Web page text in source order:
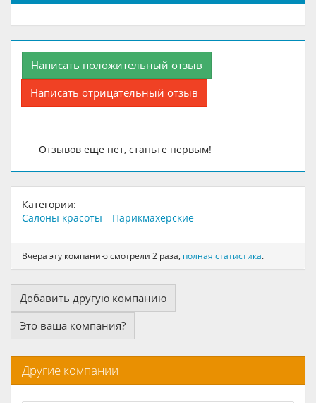
Написать положительный отзыв
Написать отрицательный отзыв
Отзывов еще нет, станьте первым!
Категории:
Салоны красоты
Парикмахерские
Вчера эту компанию смотрели 2 раза, полная статистика.
Добавить другую компанию
Это ваша компания?
Другие компании